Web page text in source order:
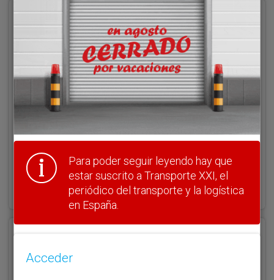
Acceder
Nombre de usuario
¿Olvidó su clave?
Haga clic aquí para recuperarla.
Para poder seguir leyendo hay que
estar suscrito a Transporte XXI, el
periódico del transporte y la logística
en España.
Acceder